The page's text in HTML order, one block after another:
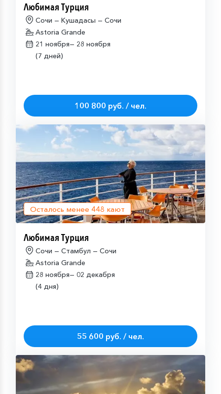
Любимая Турция
Сочи — Кушадасы — Сочи
Astoria Grande
21 ноября— 28 ноября
(7 дней)
100 800 руб. / чел.
Осталось менее 448 кают
Любимая Турция
Сочи — Стамбул — Сочи
Astoria Grande
28 ноября— 02 декабря
(4 дня)
55 600 руб. / чел.